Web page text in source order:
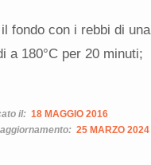
fondo con i rebbi di una
a 180°C per 20 minuti;
il: 18 MAGGIO 2016
25 MARZO 2024